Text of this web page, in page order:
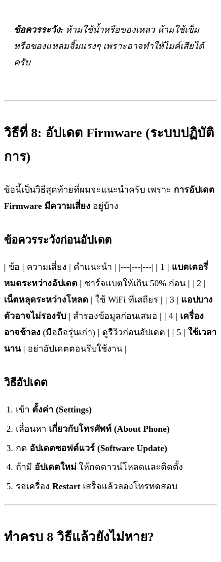
ข้อควรระวัง: ห้ามใช้น้ำหรือของเหลว ห้ามใช้เข็ม
หรือของแหลมจิ้มแรงๆ เพราะอาจทำให้ไมค์เสียได้
ครับ
วิธีที่ 8: อัปเดต Firmware (ระบบปฏิบัติ
การ)
ข้อนี้เป็นวิธีสุดท้ายที่ผมจะแนะนำครับ เพราะ การอัปเดต
Firmware มีความเสี่ยง อยู่บ้าง
ข้อควรระวังก่อนอัปเดต
| ข้อ | ความเสี่ยง | คำแนะนำ | |---|---|---| | 1 | แบตเตอรี่
หมดระหว่างอัปเดต | ชาร์จแบตให้เกิน 50% ก่อน | | 2 |
เน็ตหลุดระหว่างโหลด | ใช้ WiFi ที่เสถียร | | 3 | แอปบาง
ตัวอาจไม่รองรับ | สำรองข้อมูลก่อนเสมอ | | 4 | เครื่อง
อาจช้าลง (มือถือรุ่นเก่า) | ดูรีวิวก่อนอัปเดต | | 5 | ใช้เวลา
นาน| อย่าอัปเดตตอนรีบใช้งาน |
วิธีอัปเดต
เข้า ตั้งค่า (Settings)
เลื่อนหา เกี่ยวกับโทรศัพท์ (About Phone)
กด อัปเดตซอฟต์แวร์ (Software Update)
ถ้ามี อัปเดตใหม่ ให้กดดาวน์โหลดและติดตั้ง
รอเครื่อง Restart เสร็จแล้วลองโทรทดสอบ
ทำครบ 8 วิธีแล้วยังไม่หาย?